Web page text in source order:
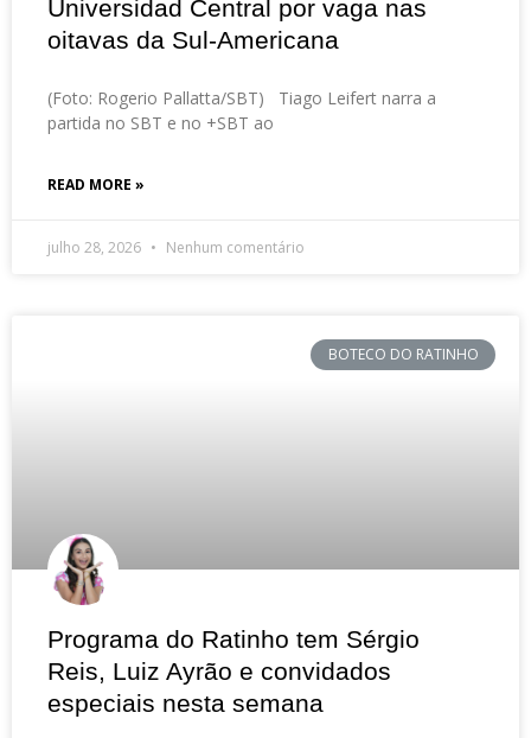
Universidad Central por vaga nas
oitavas da Sul-Americana
(Foto: Rogerio Pallatta/SBT) Tiago Leifert narra a
partida no SBT e no +SBT ao
READ MORE »
julho 28, 2026 Nenhum comentário
BOTECO DO RATINHO
Programa do Ratinho tem Sérgio
Reis, Luiz Ayrão e convidados
especiais nesta semana